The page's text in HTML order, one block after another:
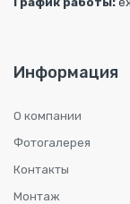
Информация
О компании
Фотогалерея
Контакты
Монтаж